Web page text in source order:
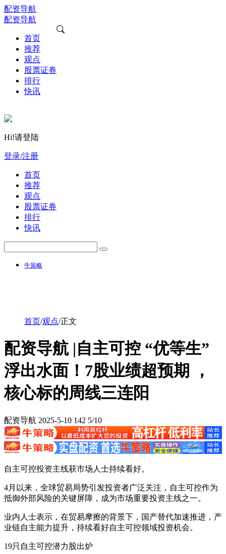
配资导航
配资导航
首页
推荐
观点
股票证券
排行
快讯
Hi!请登陆
登录/注册
首页
推荐
观点
股票证券
排行
快讯
牛策略
首页/观点/正文
配资导航 |自主可控 “优等生”
浮出水面！7股业绩超预期 ，
核心标的周线三连阳
配资导航 2025-5-10 142 5/10
自主可控投资主线获市场人士持续看好。
4月以来，全球贸易局势引发投资者广泛关注，自主可控作为
抵御外部风险的关键屏障，成为市场重要投资主线之一。
业内人士表示，在贸易摩擦的背景下，国产替代加速推进，产
业链自主能力提升，持续看好自主可控领域投资机会。
19只自主可控潜力股出炉